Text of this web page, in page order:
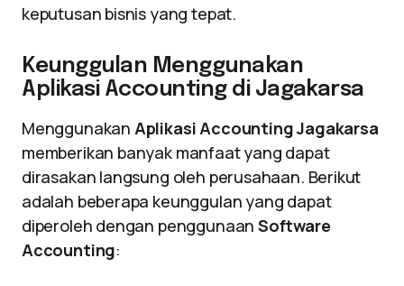
keputusan bisnis yang tepat.
Keunggulan Menggunakan
Aplikasi Accounting di Jagakarsa
Menggunakan Aplikasi Accounting Jagakarsa
memberikan banyak manfaat yang dapat
dirasakan langsung oleh perusahaan. Berikut
adalah beberapa keunggulan yang dapat
diperoleh dengan penggunaan Software
Accounting: